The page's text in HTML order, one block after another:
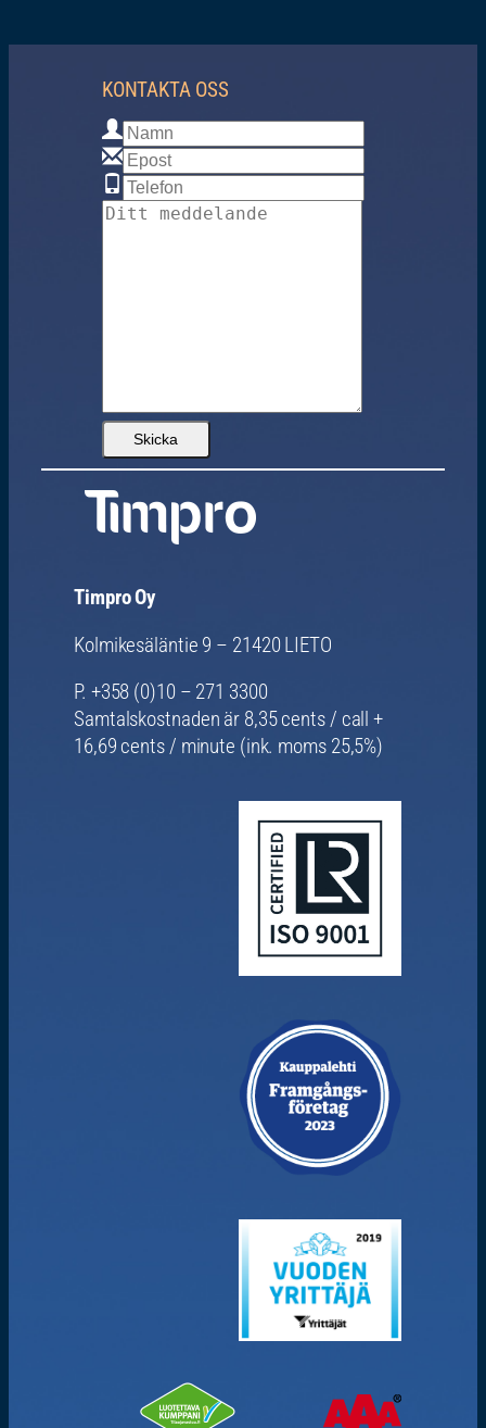
KONTAKTA OSS
Timpro Oy
Kolmikesäläntie 9 – 21420 LIETO
P. +358 (0)10 – 271 3300
Samtalskostnaden är 8,35 cents / call +
16,69 cents / minute (ink. moms 25,5%)